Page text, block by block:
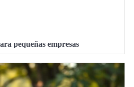
pequeñas empresas